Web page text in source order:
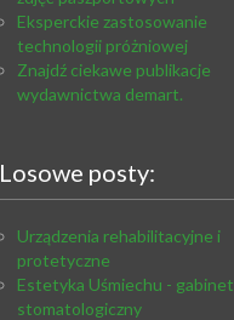
Eksperckie zastosowanie
technologii próżniowej
Znajdź ciekawe publikacje
wydawnictwa demart.
Losowe posty:
Urządzenia rehabilitacyjne i
protetyczne
Estetyka Uśmiechu - gabinet
stomatologiczny